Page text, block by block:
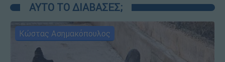
ΑΥΤΟ ΤΟ ΔΙΑΒΑΣΕΣ;
Κώστας Ασημακόπουλος